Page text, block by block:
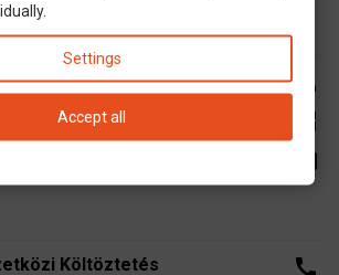
Biztosításközvetítő
call
open_in_new
email
Költöztetés
call
Settings
Accept all